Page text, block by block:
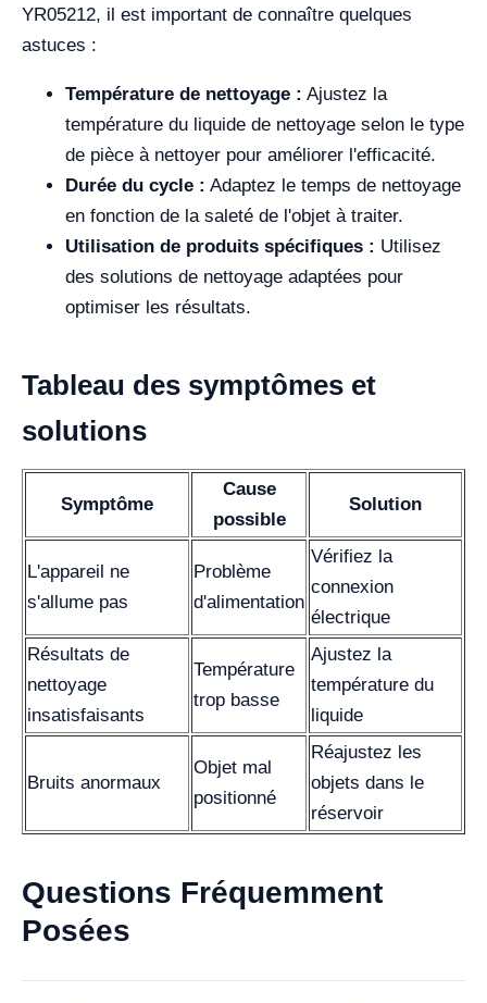
YR05212, il est important de connaître quelques
astuces :
Température de nettoyage : Ajustez la
température du liquide de nettoyage selon le type
de pièce à nettoyer pour améliorer l'efficacité.
Durée du cycle : Adaptez le temps de nettoyage
en fonction de la saleté de l'objet à traiter.
Utilisation de produits spécifiques : Utilisez
des solutions de nettoyage adaptées pour
optimiser les résultats.
Tableau des symptômes et
solutions
Symptôme
Cause
possible
Solution
L'appareil ne
s'allume pas
Problème
d'alimentation
Vérifiez la
connexion
électrique
Résultats de
nettoyage
insatisfaisants
Température
trop basse
Ajustez la
température du
liquide
Bruits anormaux
Objet mal
positionné
Réajustez les
objets dans le
réservoir
Questions Fréquemment
Posées